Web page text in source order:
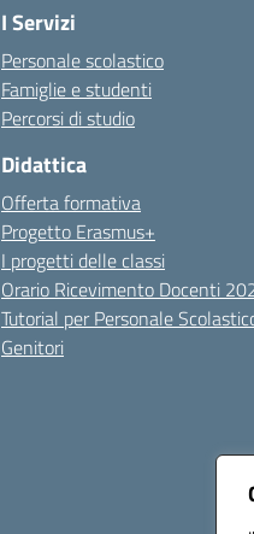
I Servizi
Personale scolastico
Famiglie e studenti
Percorsi di studio
Didattica
Offerta formativa
Progetto Erasmus+
I progetti delle classi
Orario Ricevimento Docenti
Tutorial per Personale
Genitori